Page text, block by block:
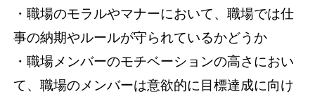
・職場のモラルやマナーにおいて、職場では仕
事の納期やルールが守られているかどうか
・職場メンバーのモチベーションの高さにおい
て、職場のメンバーは意欲的に目標達成に向け